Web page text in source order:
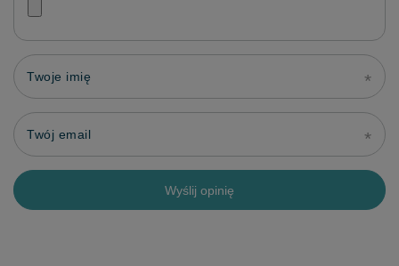
Twoje imię
Twój email
Wyślij opinię